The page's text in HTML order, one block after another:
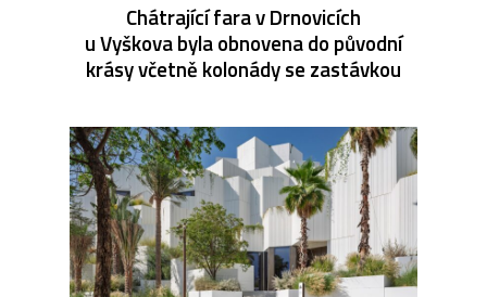
Chátrající fara v Drnovicích
u Vyškova byla obnovena do původní
krásy včetně kolonády se zastávkou